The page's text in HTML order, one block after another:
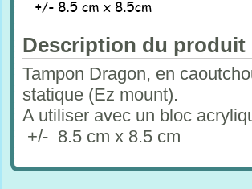
Description du produit
Tampon Dragon, en
statique (Ez mount).
A utiliser avec un bloc
+/- 8.5 cm x 8.5 cm